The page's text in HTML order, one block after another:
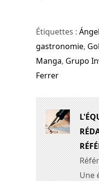
Étiquettes :
gastronomie,
Manga, Grupo
Ferrer
Une